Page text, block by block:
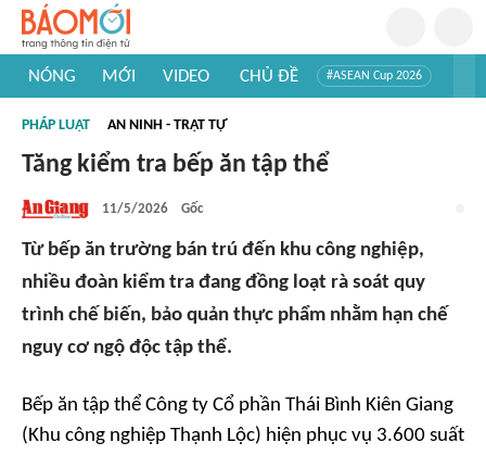
NÓNG MỚI VIDEO CHỦ ĐỀ #ASEAN Cup 2026
#Khám phá thế giới
PHÁP LUẬT AN NINH - TRẬT TỰ
Tăng kiểm tra bếp ăn tập thể
11/5/2026 Gốc
Từ bếp ăn trường bán trú đến khu công nghiệp,
nhiều đoàn kiểm tra đang đồng loạt rà soát quy
trình chế biến, bảo quản thực phẩm nhằm hạn chế
nguy cơ ngộ độc tập thể.
Bếp ăn tập thể Công ty Cổ phần Thái Bình Kiên Giang
(Khu công nghiệp Thạnh Lộc) hiện phục vụ 3.600 suất